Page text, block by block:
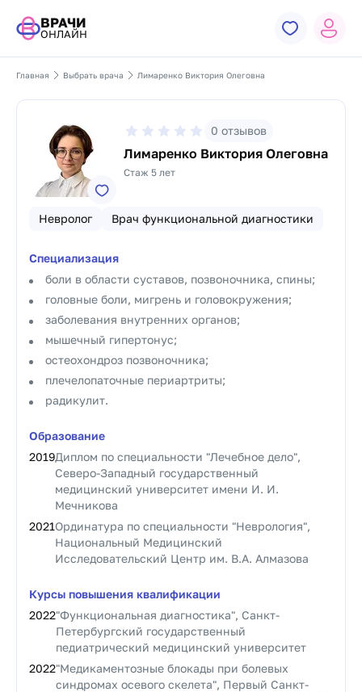
ВРАЧИ
ОНЛАЙН
Главная Выбрать врача Лимаренко Виктория Олеговна
0 отзывов
Лимаренко Виктория Олеговна
Стаж 5 лет
Невролог Врач функциональной диагностики
Специализация
боли в области суставов, позвоночника, спины;
головные боли, мигрень и головокружения;
заболевания внутренних органов;
мышечный гипертонус;
остеохондроз позвоночника;
плечелопаточные периартриты;
радикулит.
Образование
2019Диплом по специальности "Лечебное дело",
Северо-Западный государственный
медицинский университет имени И. И.
Мечникова
2021Ординатура по специальности "Неврология",
Национальный Медицинский
Исследовательский Центр им. В.А. Алмазова
Курсы повышения квалификации
2022"Функциональная диагностика", Санкт-
Петербургский государственный
педиатрический медицинский университет
2022"Медикаментозные блокады при болевых
синдромах осевого скелета", Первый Санкт-